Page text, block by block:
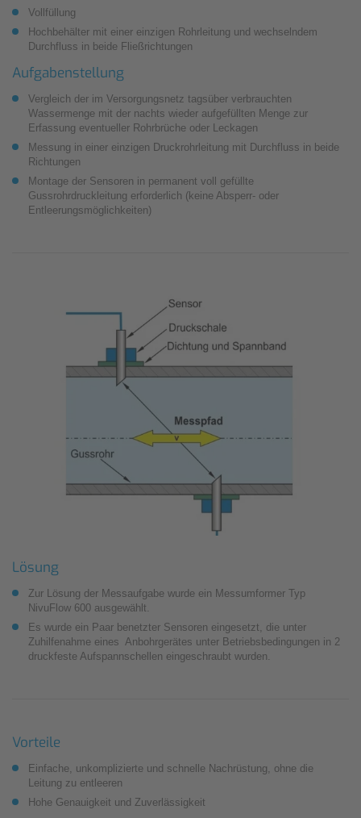
Vollfüllung
Hochbehälter mit einer einzigen Rohrleitung und wechselndem
Durchfluss in beide Fließrichtungen
Aufgabenstellung
Vergleich der im Versorgungsnetz tagsüber verbrauchten
Wassermenge mit der nachts wieder aufgefüllten Menge zur
Erfassung eventueller Rohrbrüche oder Leckagen
Messung in einer einzigen Druckrohrleitung mit Durchfluss in beide
Richtungen
Montage der Sensoren in permanent voll gefüllte
Gussrohrdruckleitung erforderlich (keine Absperr- oder
Entleerungsmöglichkeiten)
Lösung
Zur Lösung der Messaufgabe wurde ein Messumformer Typ
NivuFlow 600 ausgewählt.
Es wurde ein Paar benetzter Sensoren eingesetzt, die unter
Zuhilfenahme eines Anbohrgerätes unter Betriebsbedingungen in 2
druckfeste Aufspannschellen eingeschraubt wurden.
Vorteile
Einfache, unkomplizierte und schnelle Nachrüstung, ohne die
Leitung zu entleeren
Hohe Genauigkeit und Zuverlässigkeit